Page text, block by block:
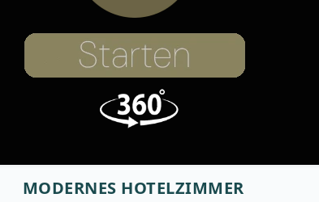
MODERNES HOTELZIMMER